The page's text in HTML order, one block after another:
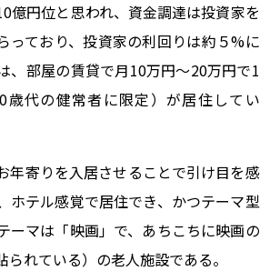
億円位と思われ、資金調達は投資家を
っており、投資家の利回りは約５%に
、部屋の賃貸で月10万円～20万円で1
歳代の健常者に限定）が居住してい
年寄りを入居させることで引け目を感
ホテル感覚で居住でき、かつテーマ型
ーマは「映画」で、あちこちに映画の
られている）の老人施設である。